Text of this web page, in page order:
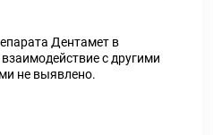
Дентамет в
с другими
не выявлено.